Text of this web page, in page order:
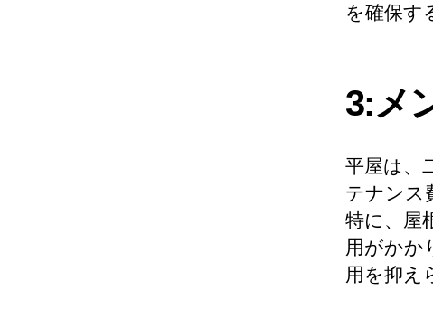
を確保す
3:メ
平屋は、
テナンス
特に、屋
用がかか
用を抑え